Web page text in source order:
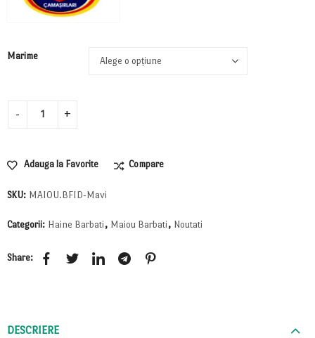
Marime
Adauga la Favorite Compare
SKU: MAIOU.BFID-Mavi
Categorii: Haine Barbati , Maiou Barbati , Noutati
Share:
DESCRIERE